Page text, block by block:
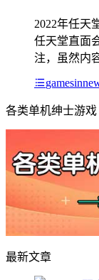
2022年任天
任天堂直面
注，虽然内
各类单机绅士游戏
最新文章